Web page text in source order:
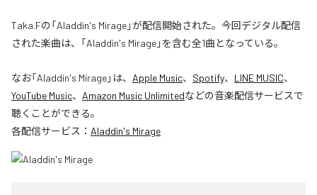
Taka.Fの「Aladdin's Mirage」が配信開始された。今回デジタル配信
された楽曲は、「Aladdin's Mirage」を含む全1曲となっている。
なお「Aladdin's Mirage」は、 Apple Music、 Spotify、 LINE MUSIC、
YouTube Music、 Amazon Music Unlimitedなどの音楽配信サービスで
聴くことができる。
各配信サービス： Aladdin's Mirage